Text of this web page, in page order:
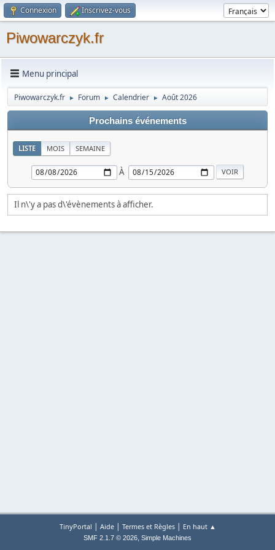
Connexion Inscrivez-vous
Piwowarczyk.fr
Menu principal
Piwowarczyk.fr ► Forum ► Calendrier ► Août 2026
Prochains événements
LISTE MOIS SEMAINE
À
Il n\'y a pas d\'évènements à afficher.
TinyPortal | Aide| Termes et Règles| En haut ▲
SMF 2.1.7 © 2026, Simple Machines